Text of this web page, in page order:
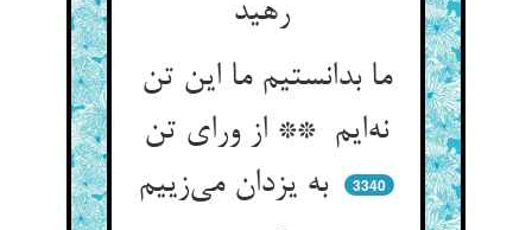
ما بدانستیم ما این تن
نه‌ایم ** از ورای تن
به یزدان می‌زییم
3340